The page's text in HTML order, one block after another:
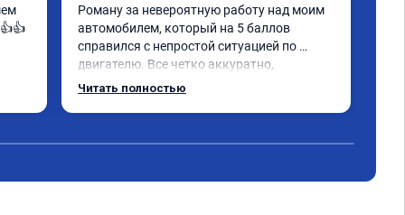
Роману за невероятную работу над моим
автомобилем, который на 5 баллов
справился с непростой ситуацией по
двигателю. Все четко аккуратно,
внимательно сделал. Его
Читать полностью